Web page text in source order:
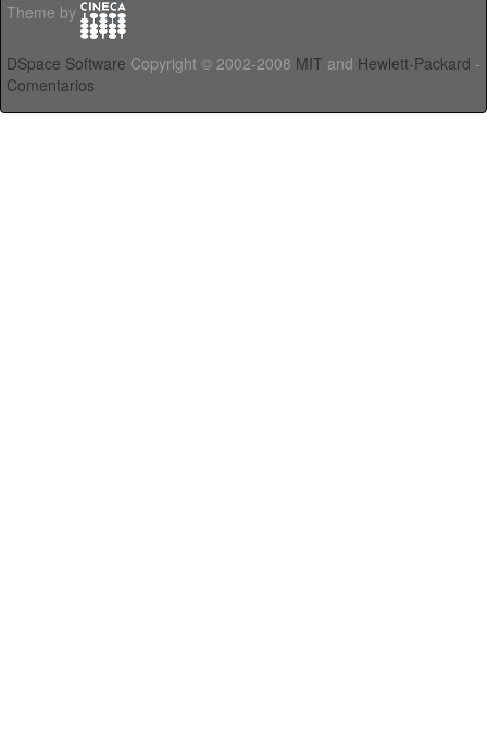
Theme by
DSpace Software Copyright © 2002-2008 MIT and Hewlett-Packard -
Comentarios